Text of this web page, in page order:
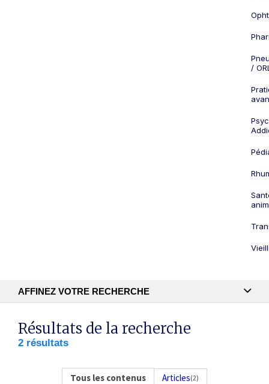
/
AFFINEZ VOTRE RECHERCHE
Recherche textuelle
Résultats de la recherche
2 résultats
Tous les contenus Articles(2)